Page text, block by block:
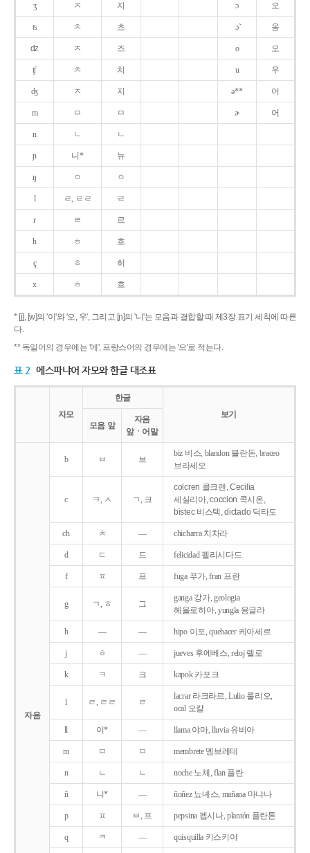
ʒ ㅈ 지 ɔ 오
ʦ ㅊ 츠 ɔ̃ 옹
ʣ ㅈ 즈 o 오
ʧ ㅊ 치 u 우
ʤ ㅈ 지 ə** 어
m ㅁ ㅁ ɚ 어
n ㄴ ㄴ
ɲ 니* 뉴
ŋ ㅇ ㅇ
l ㄹ, ㄹㄹ ㄹ
r ㄹ 르
h ㅎ 흐
ç ㅎ 히
x ㅎ 흐
* [j], [w]의 '이'와 '오, 우', 그리고 [ɲ]의 '니'는 모음과 결합할 때 제3장 표기 세칙에 따른
다.
** 독일어의 경우에는 '에', 프랑스어의 경우에는 '으'로 적는다.
표 2 에스파냐어 자모와 한글 대조표
자모
한글
보기
모음 앞
자음
앞ㆍ어말
자음
b ㅂ 브
biz 비스, blandon 블란돈, braceo
브라세오
c ㅋ, ㅅ ㄱ, 크
colcren 콜크렌, Cecilia
세실리아, coccion 콕시온,
bistec 비스텍, dictado 딕타도
ch ㅊ ― chicharra 치차라
d ㄷ 드 felicidad 펠리시다드
f ㅍ 프 fuga 푸가, fran 프란
g ㄱ, ㅎ 그
ganga 강가, geologia
헤올로히아, yungla 융글라
h ― ― hipo 이포, quehacer 케아세르
j ㅎ ― jueves 후에베스, reloj 렐로
k ㅋ 크 kapok 카포크
l ㄹ, ㄹㄹ ㄹ
lacrar 라크라르, Lulio 룰리오,
ocal 오칼
ll 이* ― llama 야마, lluvia 유비아
m ㅁ ㅁ membrete 멤브레테
n ㄴ ㄴ noche 노체, flan 플란
ñ 니* ― ñoñez 뇨녜스, mañana 마냐나
p ㅍ ㅂ, 프 pepsina 펩시나, plantón 플란톤
q ㅋ ― quisquilla 키스키야